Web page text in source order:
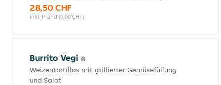
28,50 CHF
inkl. Pfand (0,00 CHF)
Burrito Vegi
Weizentortillas mit grillierter Gemüsefüllung
und Salat